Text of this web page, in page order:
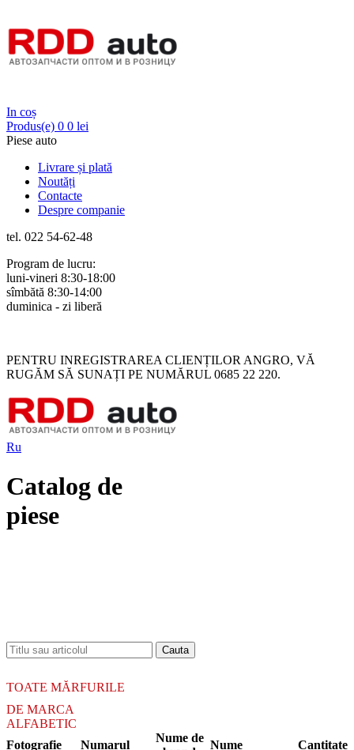
In coș
Produs(e) 0 0 lei
Piese auto
Livrare și plată
Noutăți
Contacte
Despre companie
tel. 022 54-62-48
Program de lucru:
luni-vineri 8:30-18:00
sîmbătă 8:30-14:00
duminica - zi liberă
PENTRU INREGISTRAREA CLIENȚILOR ANGRO, VĂ
RUGĂM SĂ SUNAȚI PE NUMĂRUL 0685 22 220.
Ru
Catalog de
piese
TOATE MĂRFURILE
DE MARCA
ALFABETIC
Fotografie
Numarul
Nume de
Nume Cantitate